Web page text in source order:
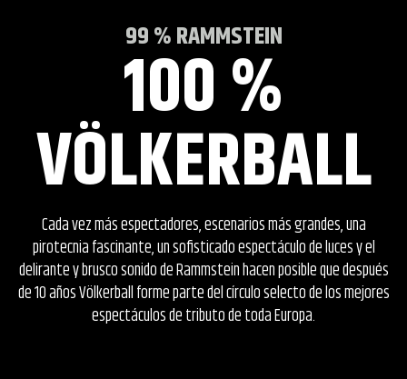
99 % RAMMSTEIN
100 %
VÖLKERBALL
Cada vez más espectadores, escenarios más grandes, una
pirotecnia fascinante, un sofisticado espectáculo de luces y el
delirante y brusco sonido de Rammstein hacen posible que después
de 10 años Völkerball forme parte del círculo selecto de los mejores
espectáculos de tributo de toda Europa.